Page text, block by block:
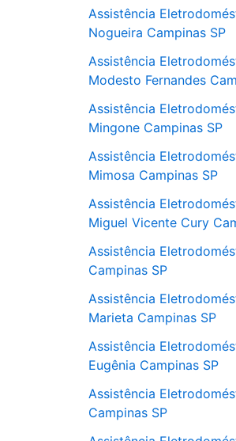
Assistência
Nogueira Campinas SP
Assistência
Modesto Fernandes
Assistência
Mingone Campinas SP
Assistência
Mimosa Campinas SP
Assistência
Miguel Vicente Cury
Assistência
Campinas SP
Assistência
Marieta Campinas SP
Assistência
Eugênia Campinas SP
Assistência
Campinas SP